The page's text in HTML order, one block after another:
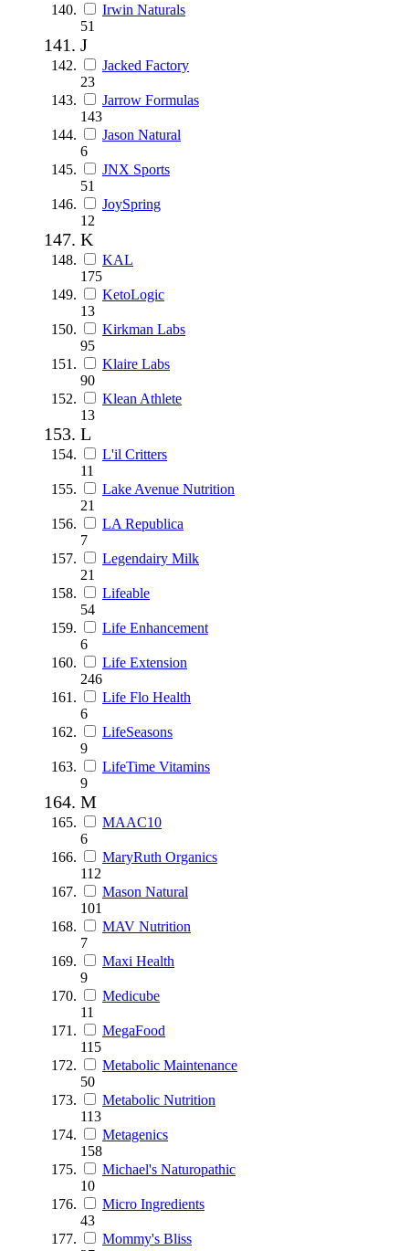
Irwin Naturals
51
J
Jacked Factory
23
Jarrow Formulas
143
Jason Natural
6
JNX Sports
51
JoySpring
12
K
KAL
175
KetoLogic
13
Kirkman Labs
95
Klaire Labs
90
Klean Athlete
13
L
L'il Critters
11
Lake Avenue Nutrition
21
LA Republica
7
Legendairy Milk
21
Lifeable
54
Life Enhancement
6
Life Extension
246
Life Flo Health
6
LifeSeasons
9
LifeTime Vitamins
9
M
MAAC10
6
MaryRuth Organics
112
Mason Natural
101
MAV Nutrition
7
Maxi Health
9
Medicube
11
MegaFood
115
Metabolic Maintenance
50
Metabolic Nutrition
113
Metagenics
158
Michael's Naturopathic
10
Micro Ingredients
43
Mommy's Bliss